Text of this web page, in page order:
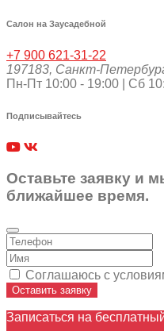
Салон на Заусадебной
+7 900 621-31-22
197183, Санкт-
Пн-Пт 10:00 - 19:00 | Сб
Подписывайтесь
Оставьте заявку и
ближайшее время.
Соглашаюсь с
Оставить заявку
Записаться на